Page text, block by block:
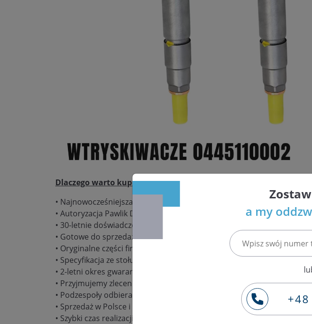
Dlaczego warto kupić:
• Najnowocześniejsza pracownia regeneracji wtryskiwaczy Common
• Autoryzacja Pawlik Diesel Service – gwarancja najwyższej jakości
• 30-letnie doświadczenie w naprawie podzespołów układu paliwowego
• Gotowe do sprzedaży wtryskiwacze w dużych ilościach i atrakcyjnych
• Oryginalne części firmy Bosch, Delphi, Denso, Siemens / VDO
• Specyfikacja ze stołu probierczego Bosch EPS 708 oraz Bosch DCI
• 2-letni okres gwarancyjny bez limitu kilometrów
• Przyjmujemy zlecenia wysyłkowe
• Podzespoły odbieramy/wysyłamy codziennie naszym kurierem
• Sprzedaż w Polsce i za granicą
• Szybki czas realizacji zamówienia
a my